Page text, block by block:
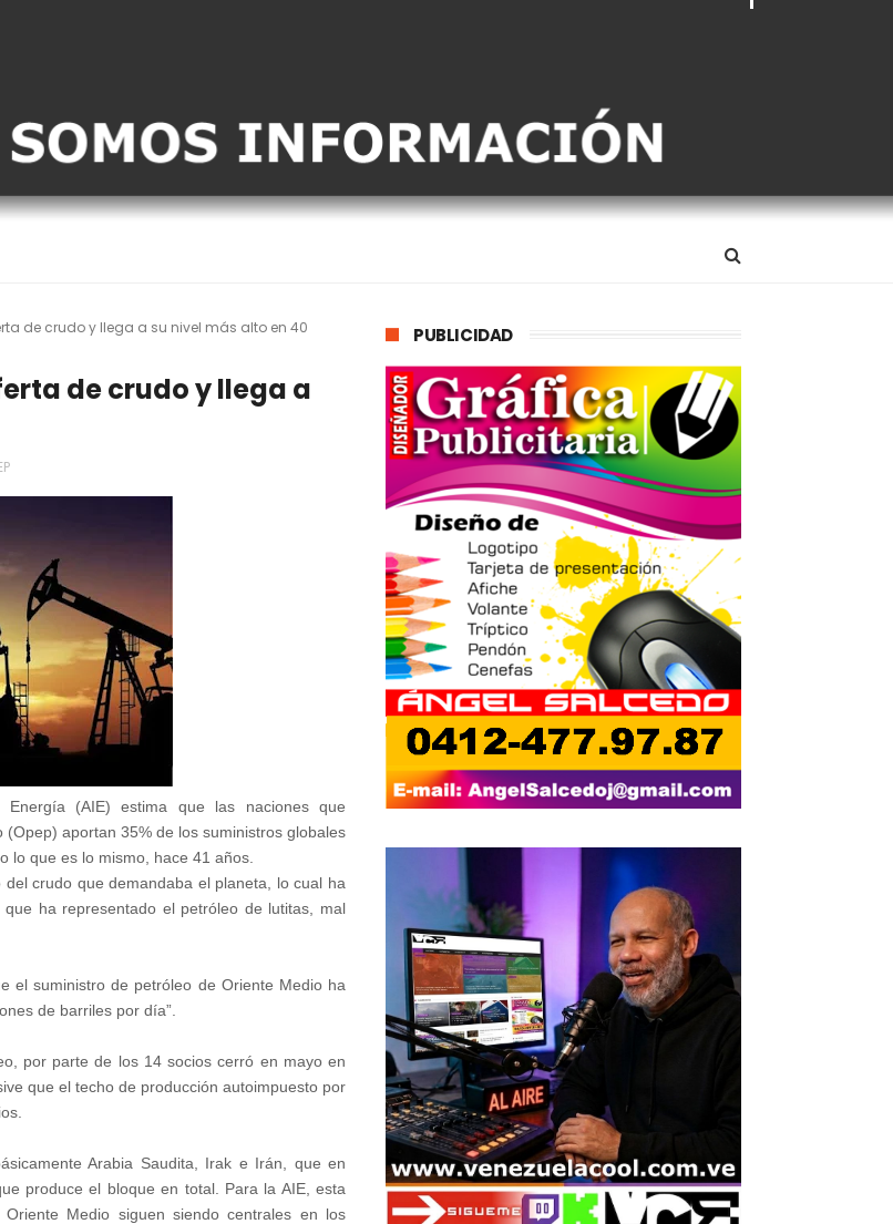
de crudo y llega a su nivel más alto en 40
de crudo y llega a
(AIE) estima que las naciones que
aportan 35% de los suministros globales
lo que es lo mismo, hace 41 años.
crudo que demandaba el planeta, lo cual ha
ha representado el petróleo de lutitas, mal
el suministro de petróleo de Oriente Medio ha
de barriles por día”.
por parte de los 14 socios cerró en mayo en
que el techo de producción autoimpuesto por
Arabia Saudita, Irak e Irán, que en
produce el bloque en total. Para la AIE, esta
Medio siguen siendo centrales en los
PUBLICIDAD